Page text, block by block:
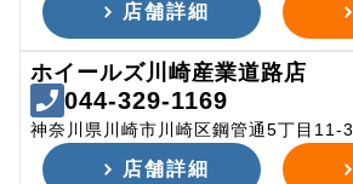
店舗詳細
ホイールズ川崎産業道路店
044-329-1169
神奈川県川崎市川崎区鋼管通5丁目11-3
店舗詳細